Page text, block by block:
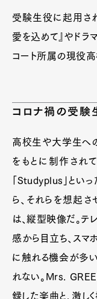
受験生役に起用さ
愛を込めて』やドラ
コート所属の現役高
コロナ禍の受験
高校生や大学生へ
をもとに制作され
「Studyplus」とい
ら、それらを想起
は、縦型映像だ。
感から目立ち、スマ
に触れる機会が多
れない。Mrs.
録した楽曲と、激し